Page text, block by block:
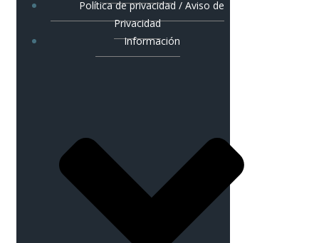
Política de privacidad / Aviso de
Privacidad
Información